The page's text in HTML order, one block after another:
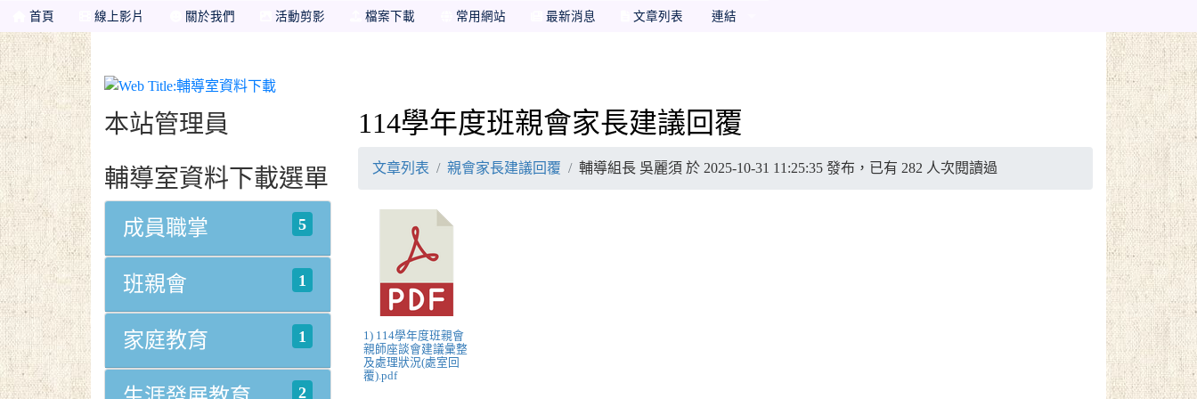
首頁 線上影片 關於我們 活動剪影 檔案下載 常用網站 最新消息 文章列表 連結
輔導室資料下載
本站管理員
輔導室資料下載選單
5
成員職掌
1
班親會
1
家庭教育
2
114學年度班親會家長建議回覆
文章列表 親會家長建議回覆 輔導組長 吳麗須 於 2025-10-31 11:25:35 發布，已有 282 人次閱讀過
1) 114學年度班親會
親師座談會建議彙整
及處理狀況(處室回
覆).pdf